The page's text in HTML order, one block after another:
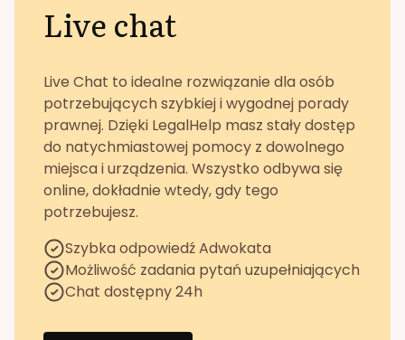
Live chat
Live Chat to idealne rozwiązanie dla osób
potrzebujących szybkiej i wygodnej porady
prawnej. Dzięki LegalHelp masz stały dostęp
do natychmiastowej pomocy z dowolnego
miejsca i urządzenia. Wszystko odbywa się
online, dokładnie wtedy, gdy tego
potrzebujesz.
Szybka odpowiedź Adwokata
Możliwość zadania pytań uzupełniających
Chat dostępny 24h